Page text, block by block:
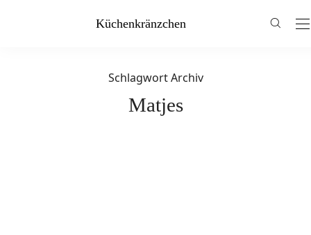
Küchenkränzchen
Schlagwort Archiv
Matjes